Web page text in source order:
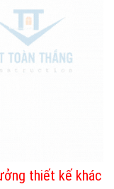
thiết kế khác